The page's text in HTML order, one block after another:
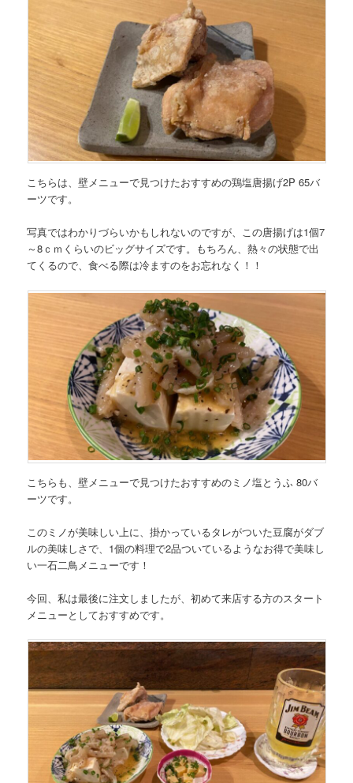
こちらは、壁メニューで見つけたおすすめの鶏塩唐揚げ2P 65バ
ーツです。
写真ではわかりづらいかもしれないのですが、この唐揚げは1個7
～8ｃｍくらいのビッグサイズです。もちろん、熱々の状態で出
てくるので、食べる際は冷ますのをお忘れなく！！
こちらも、壁メニューで見つけたおすすめのミノ塩とうふ 80バ
ーツです。
このミノが美味しい上に、掛かっているタレがついた豆腐がダブ
ルの美味しさで、1個の料理で2品ついているようなお得で美味し
い一石二鳥メニューです！
今回、私は最後に注文しましたが、初めて来店する方のスタート
メニューとしておすすめです。